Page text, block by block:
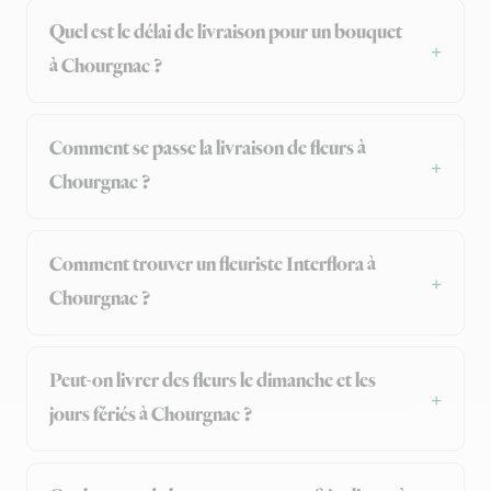
Quel est le délai de livraison pour un bouquet
à Chourgnac ?
Comment se passe la livraison de fleurs à
Chourgnac ?
Comment trouver un fleuriste Interflora à
Chourgnac ?
Peut-on livrer des fleurs le dimanche et les
jours fériés à Chourgnac ?